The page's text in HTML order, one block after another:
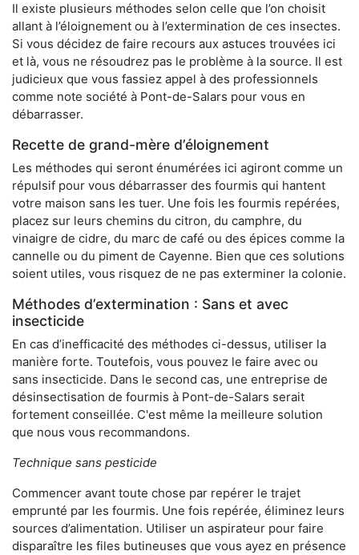
Il existe plusieurs méthodes selon celle que l’on choisit
allant à l’éloignement ou à l’extermination de ces insectes.
Si vous décidez de faire recours aux astuces trouvées ici
et là, vous ne résoudrez pas le problème à la source. Il est
judicieux que vous fassiez appel à des professionnels
comme note société à Pont-de-Salars pour vous en
débarrasser.
Recette de grand-mère d’éloignement
Les méthodes qui seront énumérées ici agiront comme un
répulsif pour vous débarrasser des fourmis qui hantent
votre maison sans les tuer. Une fois les fourmis repérées,
placez sur leurs chemins du citron, du camphre, du
vinaigre de cidre, du marc de café ou des épices comme la
cannelle ou du piment de Cayenne. Bien que ces solutions
soient utiles, vous risquez de ne pas exterminer la colonie.
Méthodes d’extermination : Sans et avec
insecticide
En cas d’inefficacité des méthodes ci-dessus, utiliser la
manière forte. Toutefois, vous pouvez le faire avec ou
sans insecticide. Dans le second cas, une entreprise de
désinsectisation de fourmis à Pont-de-Salars serait
fortement conseillée. C'est même la meilleure solution
que nous vous recommandons.
Technique sans pesticide
Commencer avant toute chose par repérer le trajet
emprunté par les fourmis. Une fois repérée, éliminez leurs
sources d’alimentation. Utiliser un aspirateur pour faire
disparaître les files butineuses que vous ayez en présence